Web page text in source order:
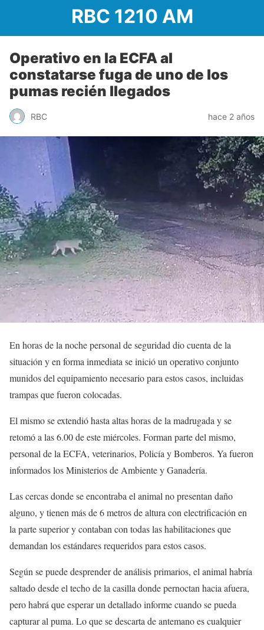
RBC 1210 AM
Operativo en la ECFA al
constatarse fuga de uno de los
pumas recién llegados
RBC hace 2 años
En horas de la noche personal de seguridad dio cuenta de la
situación y en forma inmediata se inició un operativo conjunto
munidos del equipamiento necesario para estos casos, incluidas
trampas que fueron colocadas.
El mismo se extendió hasta altas horas de la madrugada y se
retomó a las 6.00 de este miércoles. Forman parte del mismo,
personal de la ECFA, veterinarios, Policía y Bomberos. Ya fueron
informados los Ministerios de Ambiente y Ganadería.
Las cercas donde se encontraba el animal no presentan daño
alguno, y tienen más de 6 metros de altura con electrificación en
la parte superior y contaban con todas las habilitaciones que
demandan los estándares requeridos para estos casos.
Según se puede desprender de análisis primarios, el animal habría
saltado desde el techo de la casilla donde pernoctan hacia afuera,
pero habrá que esperar un detallado informe cuando se pueda
capturar al puma. Lo que se descarta de antemano es cualquier